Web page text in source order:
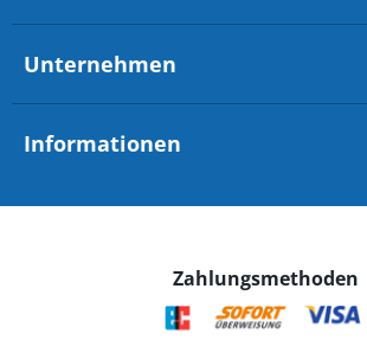
Unternehmen
Informationen
Zahlungsmethoden